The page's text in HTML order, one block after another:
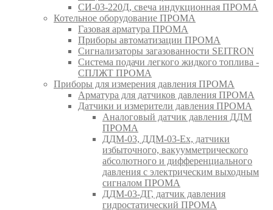
СИ-03-220Д, свеча индукционная ПРОМА
Котельное оборудование ПРОМА
Газовая арматура ПРОМА
Приборы автоматизации ПРОМА
Сигнализаторы загазованности SEITRON
Система подачи легкого жидкого топлива -
СПЛЖТ ПРОМА
Приборы для измерения давления ПРОМА
Арматура для датчиков давления ПРОМА
Датчики и измерители давления ПРОМА
Аналоговый датчик давления ДДМ
ПРОМА
ДДМ-03, ДДМ-03-Ех, датчики
избыточного, вакуумметрического
абсолютного и дифференциального
давления с электрическим выходным
сигналом ПРОМА
ДДМ-03-ДГ, датчик давления
гидростатический ПРОМА